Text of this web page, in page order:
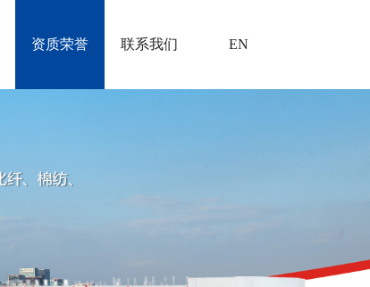
资质荣誉 联系我们 EN